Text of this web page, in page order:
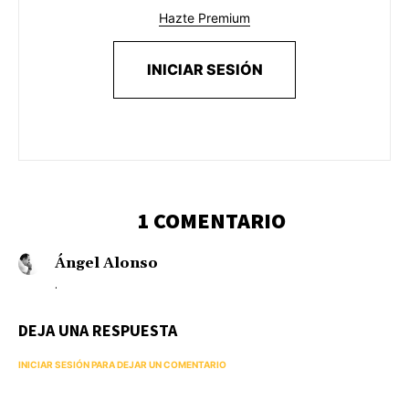
Hazte Premium
INICIAR SESIÓN
1 COMENTARIO
Ángel Alonso
.
DEJA UNA RESPUESTA
INICIAR SESIÓN PARA DEJAR UN COMENTARIO